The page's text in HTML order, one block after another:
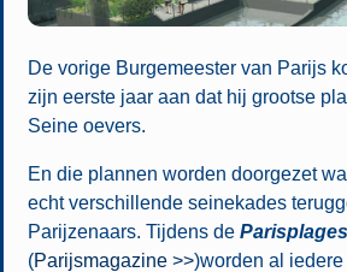
De vorige Burgemeester van Parijs
zijn eerste jaar aan dat hij grootse
Seine oevers.
En die plannen worden doorgezet
echt verschillende seinekades
Parijzenaars. Tijdens deParisplages
(Parijsmagazine >>)worden al iedere